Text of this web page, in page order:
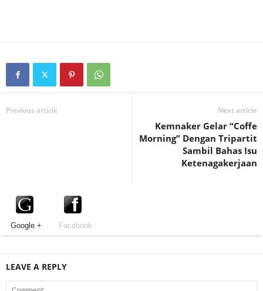
Previous article Next article
Kemnaker Gelar “Coffe
Morning” Dengan Tripartit
Sambil Bahas Isu
Ketenagakerjaan
Google + Facebook
LEAVE A REPLY